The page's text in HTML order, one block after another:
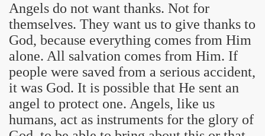
Angels do not want thanks. Not for
themselves. They want us to give thanks to
God, because everything comes from Him
alone. All salvation comes from Him. If
people were saved from a serious accident,
it was God. It is possible that He sent an
angel to protect one. Angels, like us
humans, act as instruments for the glory of